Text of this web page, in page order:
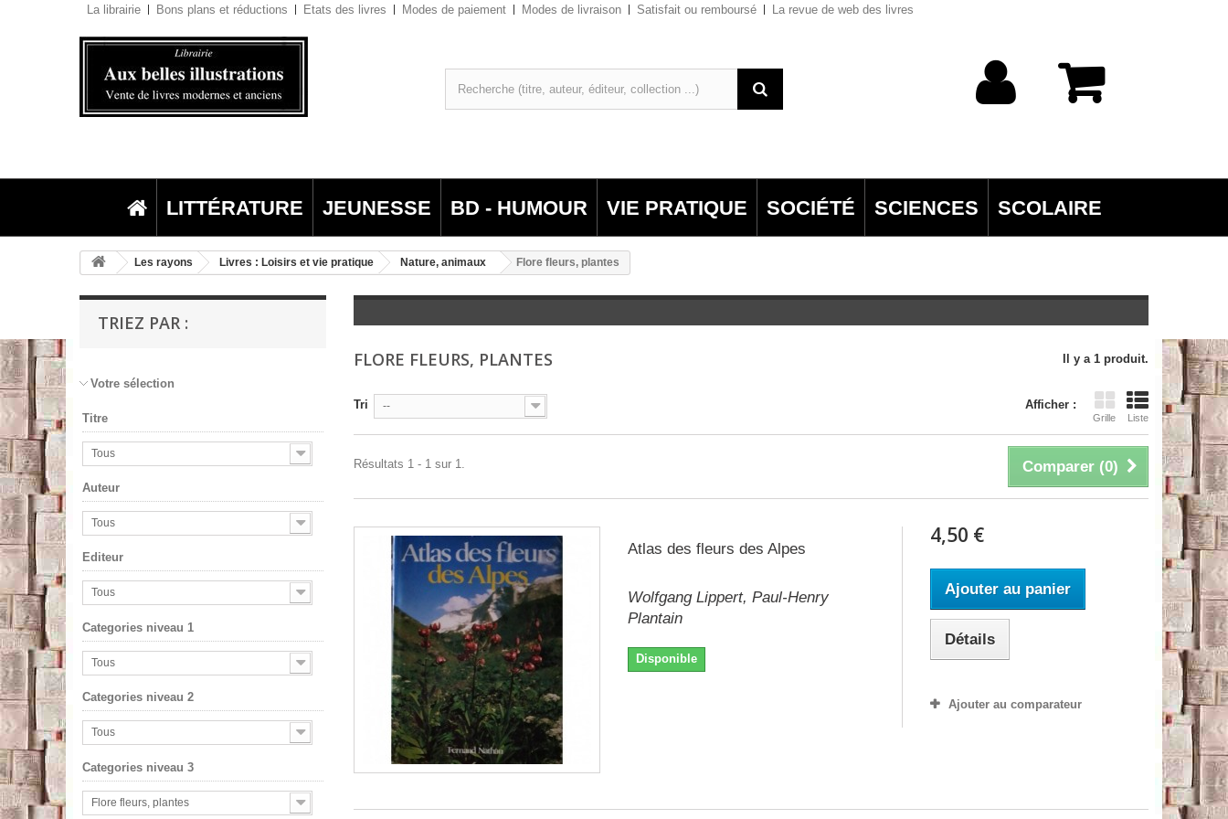
La librairie Bons plans et réductions Etats des livres Modes de paiement Modes de livraison Satisfait ou remboursé La revue de web des livres
LITTÉRATURE JEUNESSE BD - HUMOUR VIE PRATIQUE SOCIÉTÉ SCIENCES SCOLAIRE
Les rayons Livres : Loisirs et vie pratique Nature, animaux Flore fleurs, plantes
TRIEZ PAR :
Votre sélection
Titre
Tous
Auteur
Tous
Editeur
Tous
Categories niveau 1
Tous
Categories niveau 2
Tous
Categories niveau 3
Flore fleurs, plantes
FLORE FLEURS, PLANTES Il y a 1 produit.
Afficher :
Grille Liste
Tri --
Comparer (0)
Résultats 1 - 1 sur 1.
Atlas des fleurs des Alpes
Wolfgang Lippert, Paul-Henry
Plantain
Disponible
4,50 €
Ajouter au panier
Détails
Ajouter au comparateur